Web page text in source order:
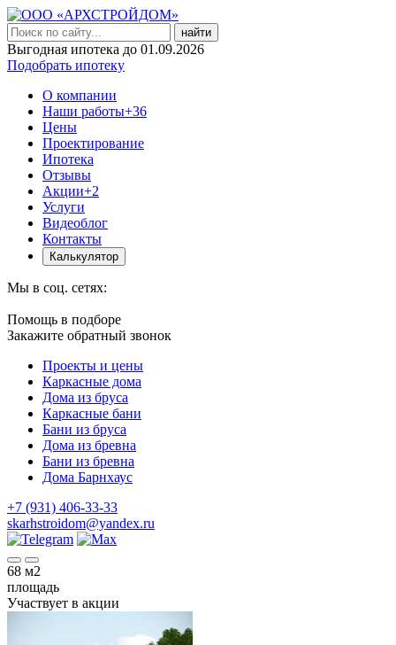
найти
Выгодная ипотека до 01.09.2026
Подобрать ипотеку
О компании
Наши работы+36
Цены
Проектирование
Ипотека
Отзывы
Акции+2
Услуги
Видеоблог
Контакты
Калькулятор
Мы в соц. сетях:
Помощь в подборе
Закажите обратный звонок
Проекты и цены
Каркасные дома
Дома из бруса
Каркасные бани
Бани из бруса
Дома из бревна
Бани из бревна
Дома Барнхаус
+7 (931) 406-33-33
skarhstroidom@yandex.ru
68 м2
площадь
Участвует в акции